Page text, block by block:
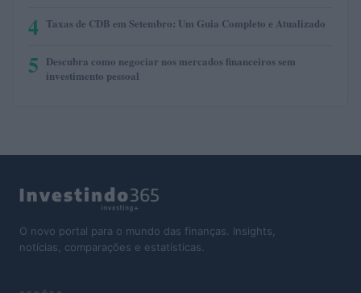
4 Taxas de CDB em Setembro: Um Guia Completo e Atualizado
5 Descubra como negociar nos mercados financeiros sem
investimento pessoal
O novo portal para o mundo das finanças. Insights,
notícias, comparações e estatísticas.